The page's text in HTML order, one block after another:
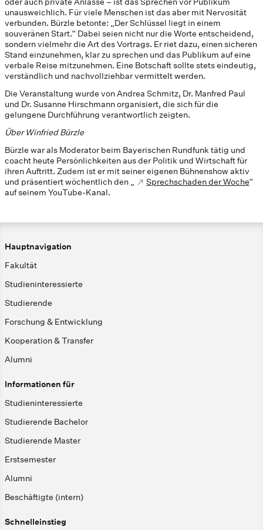
unausweichlich. Für viele Menschen ist das aber mit Nervosität
verbunden. Bürzle betonte: „Der Schlüssel liegt in einem
souveränen Start.“ Dabei seien nicht nur die Worte entscheidend,
sondern vielmehr die Art des Vortrags. Er riet dazu, einen sicheren
Stand einzunehmen, klar zu sprechen und das Publikum auf eine
verbale Reise mitzunehmen. Eine Botschaft sollte stets eindeutig,
verständlich und nachvollziehbar vermittelt werden.
Die Veranstaltung wurde von Andrea Schmitz, Dr. Manfred Paul
und Dr. Susanne Hirschmann organisiert, die sich für die
gelungene Durchführung verantwortlich zeigten.
Über Winfried Bürzle
Bürzle war als Moderator beim Bayerischen Rundfunk tätig und
coacht heute Persönlichkeiten aus der Politik und Wirtschaft für
ihren Auftritt. Zudem ist er mit seiner eigenen Bühnenshow aktiv
und präsentiert wöchentlich den „
Sprechschaden der Woche“
auf seinem YouTube-Kanal.
Hauptnavigation
Fakultät
Studieninteressierte
Studierende
Forschung & Entwicklung
Kooperation & Transfer
Alumni
Informationen für
Studieninteressierte
Studierende Bachelor
Studierende Master
Erstsemester
Alumni
Beschäftigte (intern)
Schnelleinstieg